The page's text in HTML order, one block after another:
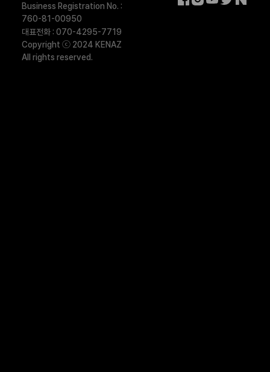
Business Registration No. :
760-81-00950
대표전화 : 070-4295-7719
Copyright ⓒ 2024 KENAZ
All rights reserved.